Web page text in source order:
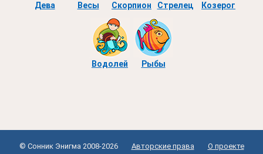
Дева Весы Скорпион Стрелец Козерог
Водолей Рыбы
© Сонник Энигма 2008-2026 Авторские права О проекте